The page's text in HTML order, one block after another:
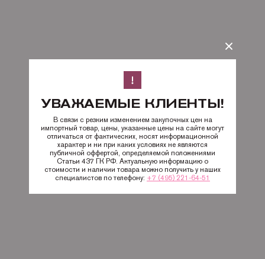
УВАЖАЕМЫЕ КЛИЕНТЫ!
В связи с резким изменением закупочных цен на
импортный товар, цены, указанные цены на сайте могут
отличаться от фактических, носят информационной
характер и ни при каких условиях не являются
публичной оффертой, определяемой положениями
Статьи 437 ГК РФ. Актуальную информацию о
стоимости и наличии товара можно получить у наших
специалистов по телефону: +7 (495) 221-64-51